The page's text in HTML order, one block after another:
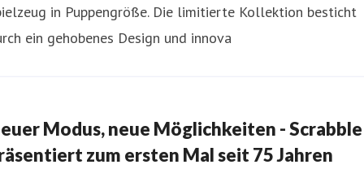
in Puppengröße. Die limitierte Kollektion besticht
ein gehobenes Design und innova
Modus, neue Möglichkeiten - Scrabble
zum ersten Mal seit 75 Jahren